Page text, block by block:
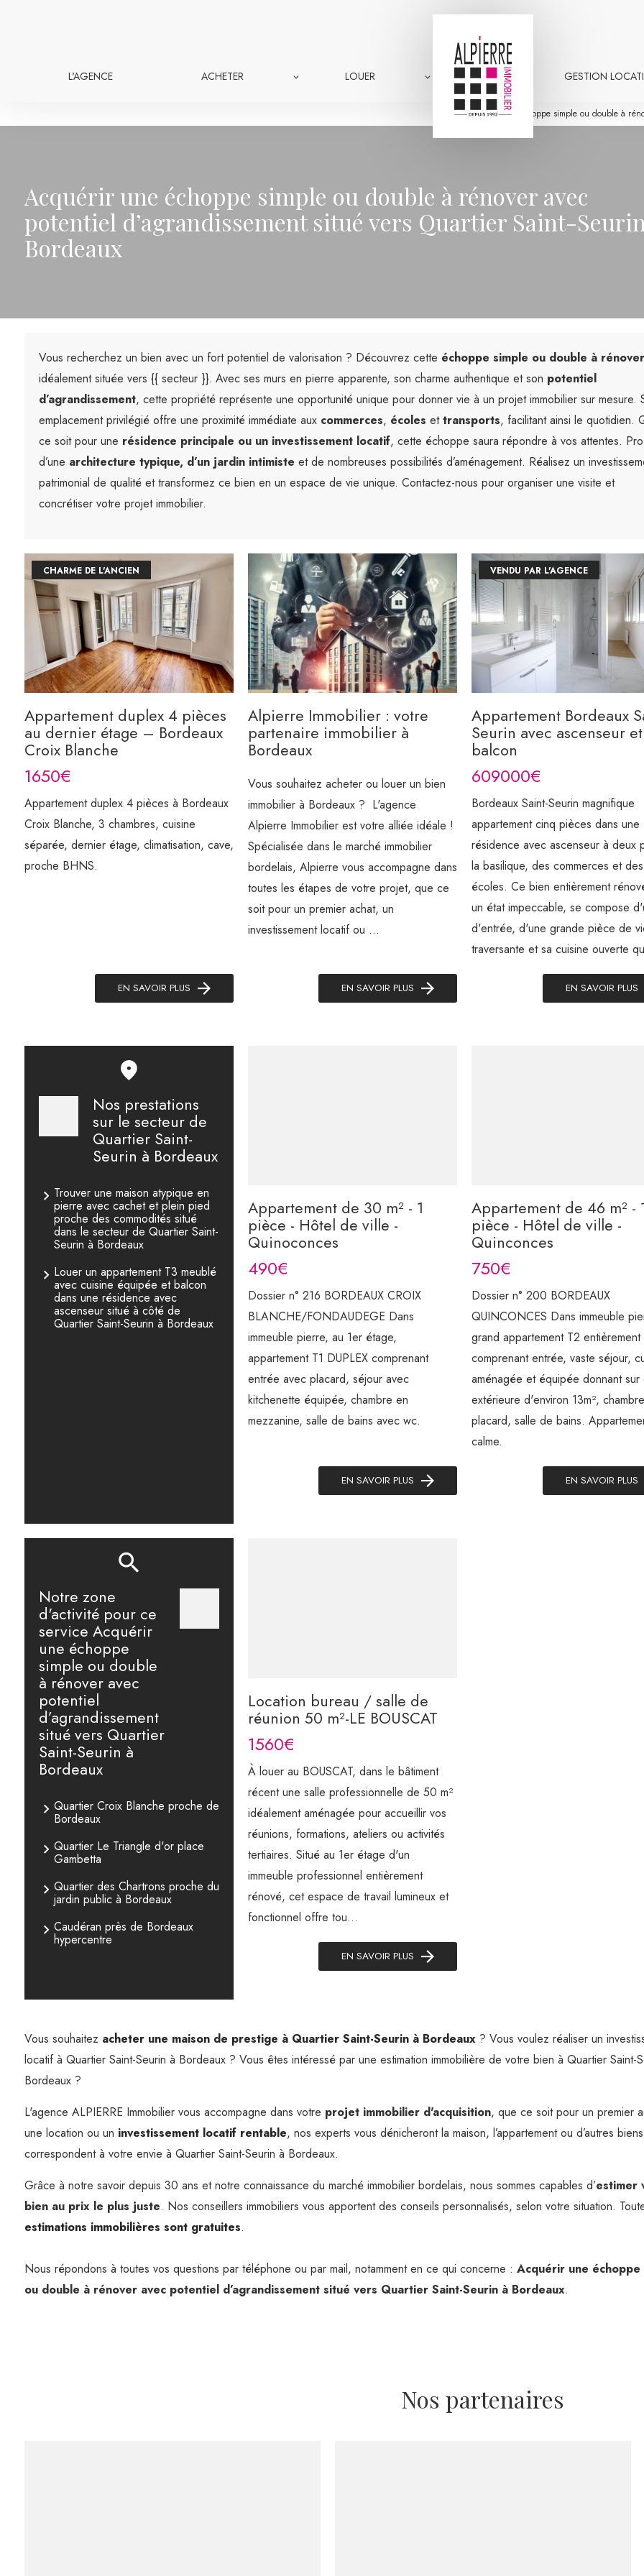
L'AGENCE ACHETER LOUER GESTION
Acquérir une échoppe simple ou double à
Acquérir une échoppe simple ou double à rénover avec
potentiel d’agrandissement situé vers Quartier Saint-
Bordeaux
Vous recherchez un bien avec un fort potentiel de valorisation ? Découvrez cette échoppe simple ou double à rénover
idéalement située vers {{ secteur }}. Avec ses murs en pierre apparente, son charme authentique et son potentiel
d’agrandissement, cette propriété représente une opportunité unique pour donner vie à un projet immobilier sur mesure.
emplacement privilégié offre une proximité immédiate aux commerces, écoles ettransports, facilitant ainsi le quotidien.
ce soit pour une résidence principale ou un investissement locatif, cette échoppe saura répondre à vos attentes.
d’une architecture typique, d’un jardin intimiste et de nombreuses possibilités d’aménagement. Réalisez un
patrimonial de qualité et transformez ce bien en un espace de vie unique. Contactez-nous pour organiser une visite et
concrétiser votre projet immobilier.
CHARME DE L'ANCIEN
Appartement duplex 4 pièces
au dernier étage – Bordeaux
Croix Blanche
1650€
Appartement duplex 4 pièces à Bordeaux
Croix Blanche, 3 chambres, cuisine
séparée, dernier étage, climatisation, cave,
proche BHNS.
EN SAVOIR PLUS
Alpierre Immobilier : votre
partenaire immobilier à
Bordeaux
Vous souhaitez acheter ou louer un bien
immobilier à Bordeaux ? L'agence
Alpierre Immobilier est votre alliée idéale !
Spécialisée dans le marché immobilier
bordelais, Alpierre vous accompagne dans
toutes les étapes de votre projet, que ce
soit pour un premier achat, un
investissement locatif ou ...
EN SAVOIR PLUS
VENDU PAR L'AGENCE
Appartement Bordeaux
Seurin avec ascenseur et
balcon
609000€
Bordeaux Saint-Seurin magnifique
appartement cinq pièces dans une
résidence avec ascenseur à deux
la basilique, des commerces et des
écoles. Ce bien entièrement
un état impeccable, se compose
d'entrée, d'une grande pièce de
traversante et sa cuisine ouverte
EN SAVOIR PLUS
Nos prestations
sur le secteur de
Quartier Saint-
Seurin à Bordeaux
Trouver une maison atypique en
pierre avec cachet et plein pied
proche des commodités situé
dans le secteur de Quartier Saint-
Seurin à Bordeaux
Louer un appartement T3 meublé
avec cuisine équipée et balcon
dans une résidence avec
ascenseur situé à côté de
Quartier Saint-Seurin à Bordeaux
Appartement de 30 m² - 1
pièce - Hôtel de ville -
Quinoconces
490€
Dossier n° 216 BORDEAUX CROIX
BLANCHE/FONDAUDEGE Dans
immeuble pierre, au 1er étage,
appartement T1 DUPLEX comprenant
entrée avec placard, séjour avec
kitchenette équipée, chambre en
mezzanine, salle de bains avec wc.
EN SAVOIR PLUS
Appartement de 46 m² -
pièce - Hôtel de ville -
Quinconces
750€
Dossier n° 200 BORDEAUX
QUINCONCES Dans immeuble
grand appartement T2
comprenant entrée, vaste séjour,
aménagée et équipée donnant sur
extérieure d'environ 13m²,
placard, salle de bains.
calme.
EN SAVOIR PLUS
Notre zone
d'activité pour ce
service Acquérir
une échoppe
simple ou double
à rénover avec
potentiel
d’agrandissement
situé vers Quartier
Saint-Seurin à
Bordeaux
Quartier Croix Blanche proche de
Bordeaux
Quartier Le Triangle d'or place
Gambetta
Quartier des Chartrons proche du
jardin public à Bordeaux
Caudéran près de Bordeaux
hypercentre
Location bureau / salle de
réunion 50 m²-LE BOUSCAT
1560€
À louer au BOUSCAT, dans le bâtiment
récent une salle professionnelle de 50 m²
idéalement aménagée pour accueillir vos
réunions, formations, ateliers ou activités
tertiaires. Situé au 1er étage d'un
immeuble professionnel entièrement
rénové, cet espace de travail lumineux et
fonctionnel offre tou...
EN SAVOIR PLUS
Vous souhaitez acheter une maison de prestige à Quartier Saint-Seurin à Bordeaux? Vous voulez réaliser un
locatif à Quartier Saint-Seurin à Bordeaux ? Vous êtes intéressé par une estimation immobilière de votre bien à Quartier Saint-
Bordeaux ?
L'agence ALPIERRE Immobilier vous accompagne dans votre projet immobilier d'acquisition, que ce soit pour un premier
une location ou un investissement locatif rentable, nos experts vous dénicheront la maison, l’appartement ou d’autres
correspondent à votre envie à Quartier Saint-Seurin à Bordeaux.
Grâce à notre savoir depuis 30 ans et notre connaissance du marché immobilier bordelais, nous sommes capables d’estimer
bien au prix le plus juste. Nos conseillers immobiliers vous apportent des conseils personnalisés, selon votre situation.
estimations immobilières sont gratuites.
Nous répondons à toutes vos questions par téléphone ou par mail, notamment en ce qui concerne : Acquérir une échoppe
ou double à rénover avec potentiel d’agrandissement situé vers Quartier Saint-Seurin à Bordeaux.
Nos partenaires